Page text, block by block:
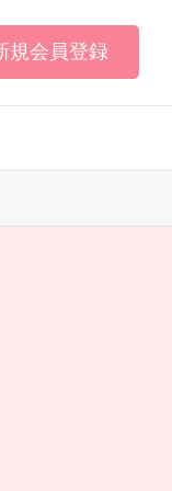
規会員登録